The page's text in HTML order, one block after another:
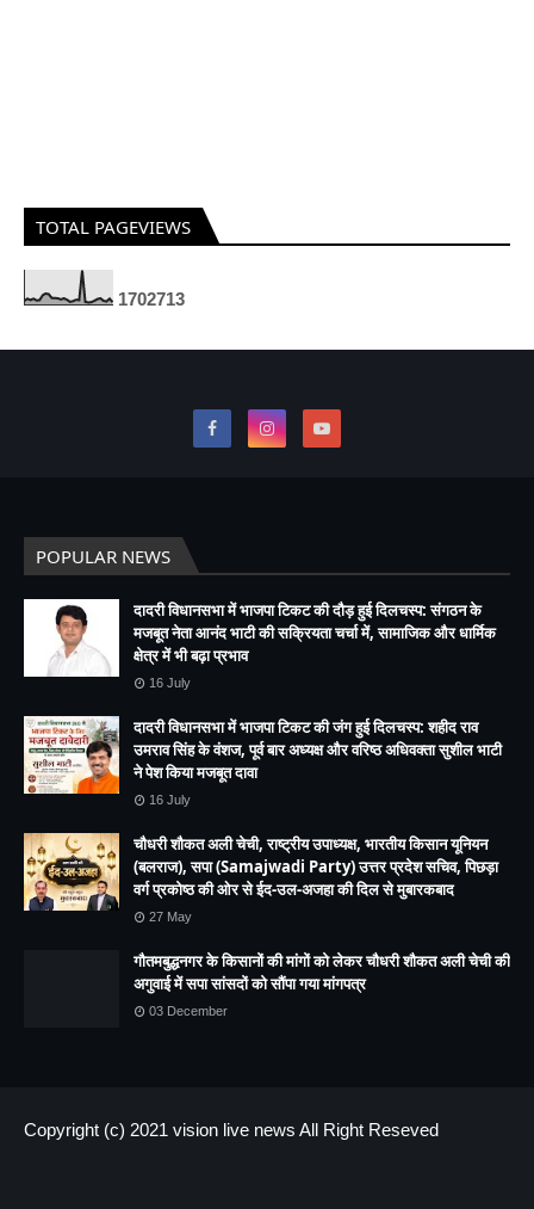
TOTAL PAGEVIEWS
1702713
POPULAR NEWS
दादरी विधानसभा में भाजपा टिकट की दौड़ हुई दिलचस्प: संगठन के
मजबूत नेता आनंद भाटी की सक्रियता चर्चा में, सामाजिक और धार्मिक
क्षेत्र में भी बढ़ा प्रभाव
16 July
दादरी विधानसभा में भाजपा टिकट की जंग हुई दिलचस्प: शहीद राव
उमराव सिंह के वंशज, पूर्व बार अध्यक्ष और वरिष्ठ अधिवक्ता सुशील भाटी
ने पेश किया मजबूत दावा
16 July
चौधरी शौकत अली चेची, राष्ट्रीय उपाध्यक्ष, भारतीय किसान यूनियन
(बलराज), सपा (Samajwadi Party) उत्तर प्रदेश सचिव, पिछड़ा
वर्ग प्रकोष्ठ की ओर से ईद-उल-अजहा की दिल से मुबारकबाद
27 May
गौतमबुद्धनगर के किसानों की मांगों को लेकर चौधरी शौकत अली चेची की
अगुवाई में सपा सांसदों को सौंपा गया मांगपत्र
03 December
Copyright (c) 2021 vision live news All Right Reseved